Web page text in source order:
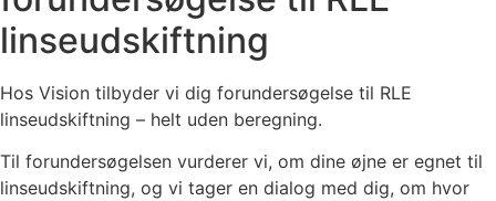
linseudskiftning
Hos Vision tilbyder vi dig forundersøgelse til RLE
linseudskiftning – helt uden beregning.
Til forundersøgelsen vurderer vi, om dine øjne er egnet til
linseudskiftning, og vi tager en dialog med dig, om hvor